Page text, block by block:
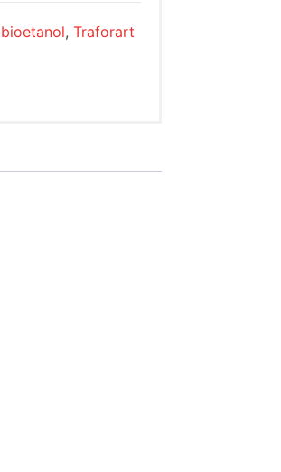
, Traforart